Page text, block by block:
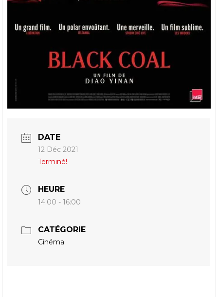
DATE
12 Déc 2021
Terminé!
HEURE
14:00 - 16:00
CATÉGORIE
Cinéma